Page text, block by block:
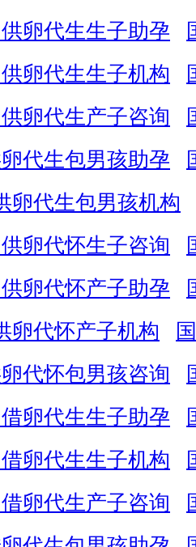
卵代生生子助孕
卵代生生子机构
卵代生产子咨询
代生包男孩助孕
卵代生包男孩机构
卵代怀生子咨询
卵代怀产子助孕
卵代怀产子机构
代怀包男孩咨询
卵代生生子助孕
卵代生生子机构
卵代生产子咨询